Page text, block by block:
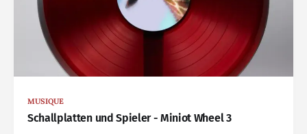
MUSIQUE
Schallplatten und Spieler - Miniot Wheel 3